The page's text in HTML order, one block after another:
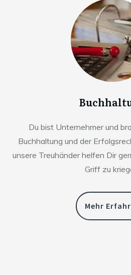
Du bist Unternehmer und
Buchhaltung und der
unsere Treuhänder helfen Dir
Griff zu
Mehr